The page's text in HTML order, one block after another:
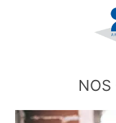
NOS